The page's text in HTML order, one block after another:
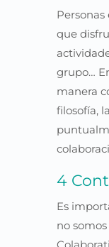
Personas
que
grupo…
manera
filosofía,
4
Es
no